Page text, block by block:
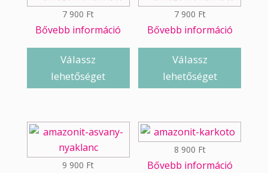
7 900 Ft
Bővebb információ
Válassz
lehetőséget
7 900 Ft
Bővebb információ
Válassz
lehetőséget
9 900 Ft
8 900 Ft
Bővebb információ